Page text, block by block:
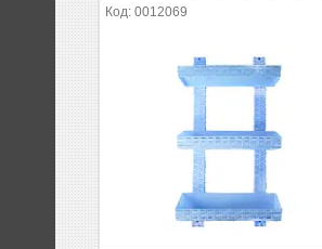
0012069